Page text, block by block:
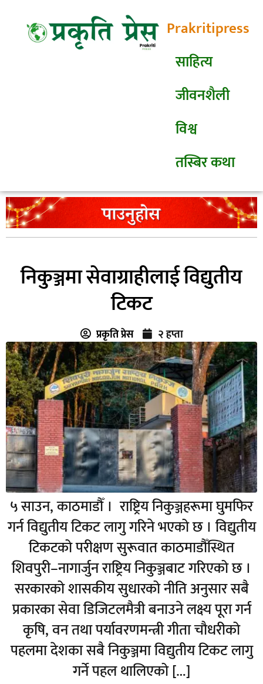
Prakritipress
साहित्य
जीवनशैली
विश्व
तस्बिर कथा
निकुञ्जमा सेवाग्राहीलाई विद्युतीय
टिकट
प्रकृति प्रेस २ हप्ता
५ साउन, काठमाडौँ । राष्ट्रिय निकुञ्जहरूमा घुमफिर
गर्न विद्युतीय टिकट लागु गरिने भएको छ । विद्युतीय
टिकटको परीक्षण सुरूवात काठमाडौँस्थित
शिवपुरी–नागार्जुन राष्ट्रिय निकुञ्जबाट गरिएको छ ।
सरकारको शासकीय सुधारको नीति अनुसार सबै
प्रकारका सेवा डिजिटलमैत्री बनाउने लक्ष्य पूरा गर्न
कृषि, वन तथा पर्यावरणमन्त्री गीता चौधरीको
पहलमा देशका सबै निकुञ्जमा विद्युतीय टिकट लागु
गर्ने पहल थालिएको […]